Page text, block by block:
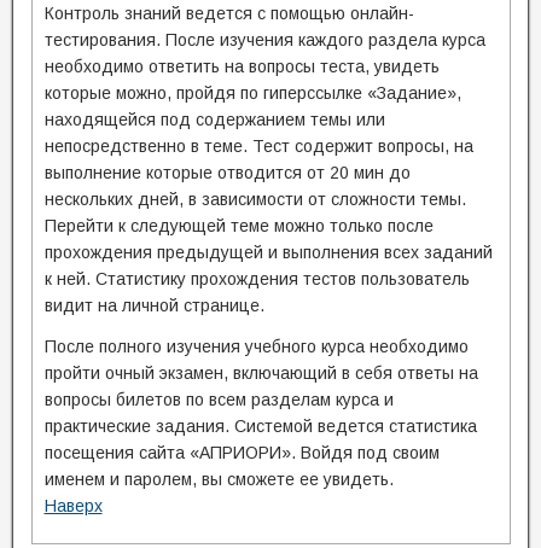
Контроль знаний ведется с помощью онлайн-
тестирования. После изучения каждого раздела курса
необходимо ответить на вопросы теста, увидеть
которые можно, пройдя по гиперссылке «Задание»,
находящейся под содержанием темы или
непосредственно в теме. Тест содержит вопросы, на
выполнение которые отводится от 20 мин до
нескольких дней, в зависимости от сложности темы.
Перейти к следующей теме можно только после
прохождения предыдущей и выполнения всех заданий
к ней. Статистику прохождения тестов пользователь
видит на личной странице.
После полного изучения учебного курса необходимо
пройти очный экзамен, включающий в себя ответы на
вопросы билетов по всем разделам курса и
практические задания. Системой ведется статистика
посещения сайта «АПРИОРИ». Войдя под своим
именем и паролем, вы сможете ее увидеть.
Наверх